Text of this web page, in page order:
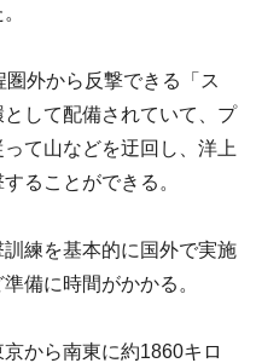
外から反撃できる「ス
して配備されていて、プ
て山などを迂回し、洋上
ることができる。
練を基本的に国外で実施
備に時間がかかる。
から南東に約1860キロ